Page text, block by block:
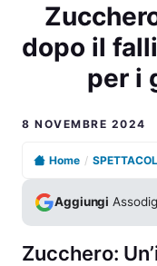
dopo il
per i
8 NOVEMBRE 2024
Home /
Aggiungi
Zucchero: